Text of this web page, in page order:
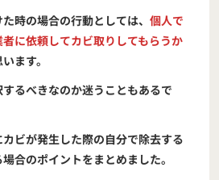
時の場合の行動としては、 個人で
に依頼してカビ取りしてもらうか
ます。
るべきなのか迷うこともあるで
ビが発生した際の自分で除去する
合のポイントをまとめました。